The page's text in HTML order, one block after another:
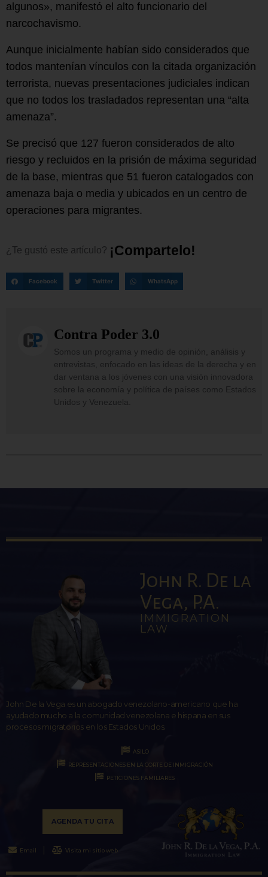
algunos», manifestó el alto funcionario del
narcochavismo.
Aunque inicialmente habían sido considerados que
todos mantenían vínculos con la citada organización
terrorista, nuevas presentaciones judiciales indican
que no todos los trasladados representan una “alta
amenaza”.
Se precisó que 127 fueron considerados de alto
riesgo y recluidos en la prisión de máxima seguridad
de la base, mientras que 51 fueron catalogados con
amenaza baja o media y ubicados en un centro de
operaciones para migrantes.
¿Te gustó este artículo? ¡Comparte o!
Facebook Twitter WhatsApp
Contra Poder 3.0
Somos un programa y medio de opinión, análisis y
entrevistas, enfocado en las ideas de la derecha y en
dar ventana a los jóvenes con una visión innovadora
sobre la economía y política de países como Estados
Unidos y Venezuela.
John R. De la
Vega, P.A.
IMMIGRATION
LAW
John De la Vega es un abogado venezolano-americano que ha
ayudado mucho a la comunidad venezolana e hispana en sus
procesos migratorios en los Estados Unidos.
ASILO
REPRESENTACIONES EN LA CORTE DE INMIGRACIÓN
PETICIONES FAMILIARES
AGENDA TU CITA
Email Visita mi sitio web